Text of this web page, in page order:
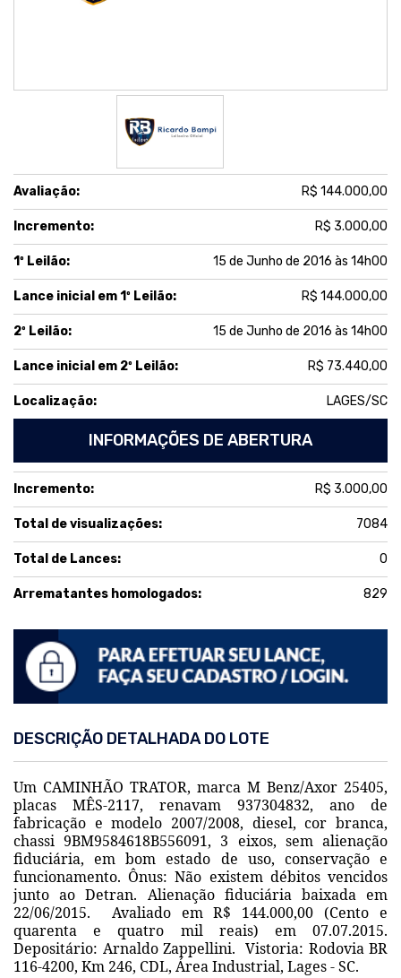
Avaliação: R$ 144.000,00
Incremento: R$ 3.000,00
1º Leilão: 15 de Junho de 2016 às 14h00
Lance inicial em 1º Leilão: R$ 144.000,00
2º Leilão: 15 de Junho de 2016 às 14h00
Lance inicial em 2º Leilão: R$ 73.440,00
Localização: LAGES/SC
INFORMAÇÕES DE ABERTURA
Incremento: R$ 3.000,00
Total de visualizações: 7084
Total de Lances: 0
Arrematantes homologados: 829
DESCRIÇÃO DETALHADA DO LOTE
Um CAMINHÃO TRATOR, marca M Benz/Axor 25405,
placas MÊS-2117, renavam 937304832, ano de
fabricação e modelo 2007/2008, diesel, cor branca,
chassi 9BM9584618B556091, 3 eixos, sem alienação
fiduciária, em bom estado de uso, conservação e
funcionamento. Ônus: Não existem débitos vencidos
junto ao Detran. Alienação fiduciária baixada em
22/06/2015.
Avaliado em R$ 144.000,00 (Cento e
quarenta e quatro mil reais) em 07.07.2015.
Depositário: Arnaldo Zappellini. Vistoria: Rodovia BR
116-4200, Km 246, CDL, Área Industrial, Lages - SC.